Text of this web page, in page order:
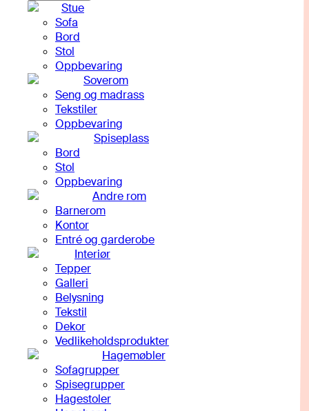
Stue
Sofa
Bord
Stol
Oppbevaring
Soverom
Seng og madrass
Tekstiler
Oppbevaring
Spiseplass
Bord
Stol
Oppbevaring
Andre rom
Barnerom
Kontor
Entré og garderobe
Interiør
Tepper
Galleri
Belysning
Tekstil
Dekor
Vedlikeholdsprodukter
Hagemøbler
Sofagrupper
Spisegrupper
Hagestoler